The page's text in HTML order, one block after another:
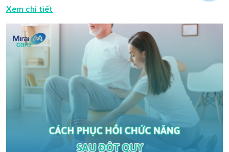
Xem chi tiết